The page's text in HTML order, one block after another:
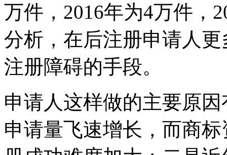
万件，2016年为4万件，
分析，在后注册申请人
注册障碍的手段。
申请人这样做的主要原
申请量飞速增长，而商